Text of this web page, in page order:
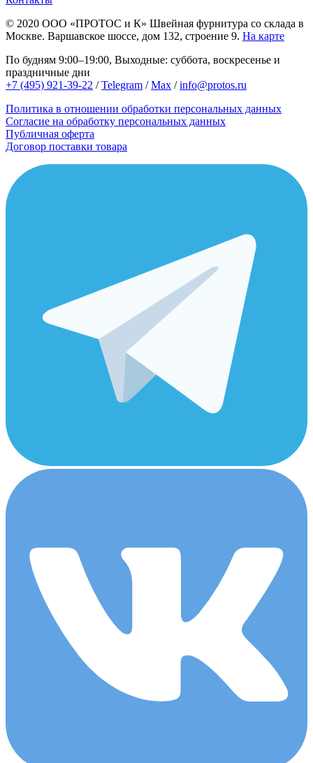
© 2020 ООО «ПРОТОС и К» Швейная фурнитура со склада в
Москве. Варшавское шоссе, дом 132, строение 9. На карте
По будням 9:00–19:00, Выходные: суббота, воскресенье и
праздничные дни
+7 (495) 921-39-22 /Telegram /Max /info@protos.ru
Политика в отношении обработки персональных данных
Согласие на обработку персональных данных
Публичная оферта
Договор поставки товара